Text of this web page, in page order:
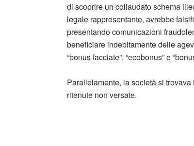
di scoprire un collaudato schema
legale rappresentante, avrebbe
presentando comunicazioni
beneficiare indebitamente delle
“bonus facciate”, “ecobonus” e
Parallelamente, la società si
ritenute non versate.